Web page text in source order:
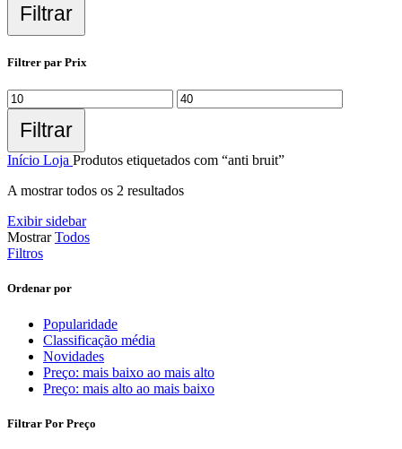
Filtrar
Filtrer par Prix
Filtrar
Início Loja Produtos etiquetados com “anti bruit”
A mostrar todos os 2 resultados
Exibir sidebar
MostrarTodos
Filtros
Ordenar por
Popularidade
Classificação média
Novidades
Preço: mais baixo ao mais alto
Preço: mais alto ao mais baixo
Filtrar Por Preço